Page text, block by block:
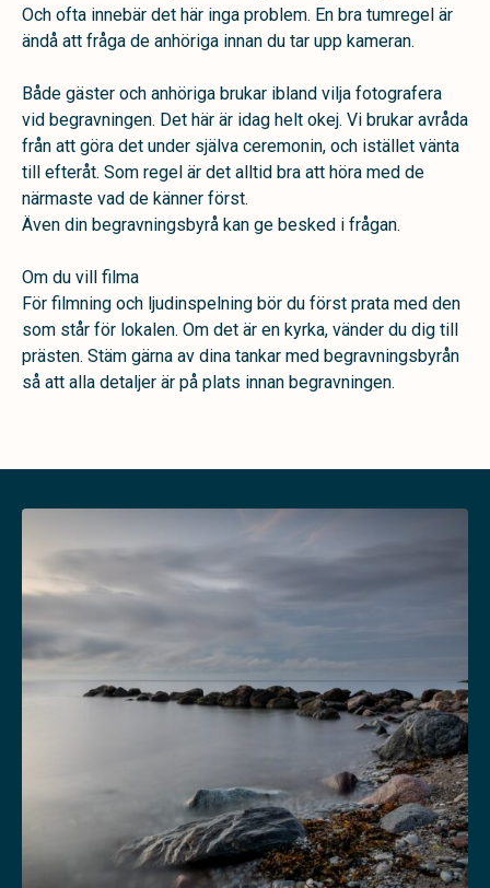
Och ofta innebär det här inga problem. En bra tumregel är
ändå att fråga de anhöriga innan du tar upp kameran.
Både gäster och anhöriga brukar ibland vilja fotografera
vid begravningen. Det här är idag helt okej. Vi brukar avråda
från att göra det under själva ceremonin, och istället vänta
till efteråt. Som regel är det alltid bra att höra med de
närmaste vad de känner först.
Även din begravningsbyrå kan ge besked i frågan.
Om du vill filma
För filmning och ljudinspelning bör du först prata med den
som står för lokalen. Om det är en kyrka, vänder du dig till
prästen. Stäm gärna av dina tankar med begravningsbyrån
så att alla detaljer är på plats innan begravningen.